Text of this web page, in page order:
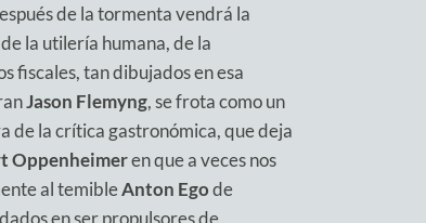
de la tormenta vendrá la
la utilería humana, de la
fiscales, tan dibujados en esa
Jason Flemyng, se frota como un
de la crítica gastronómica, que deja
Oppenheimeren que a veces nos
al temibleAnton Egode
en ser propulsores de